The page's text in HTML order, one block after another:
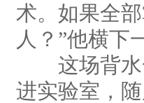
术。如果全
人？”他横下
这场背水
进实验室，